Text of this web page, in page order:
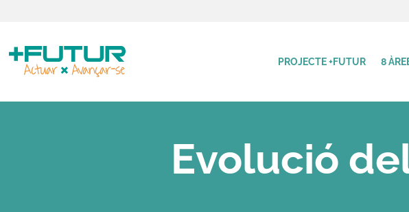
PROJECTE +FUTUR 8
Evolució